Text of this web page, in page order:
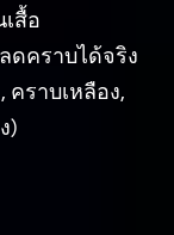
สื้อ
ดคราบได้จริง
คราบเหลือง,
)